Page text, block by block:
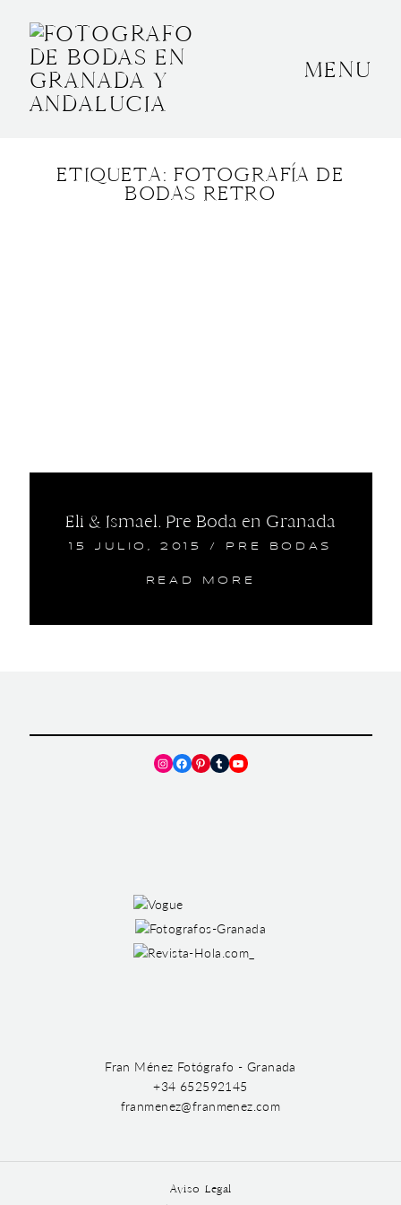
MENU
ETIQUETA: FOTOGRAFÍA DE
BODAS RETRO
Eli & Ismael. Pre Boda en Granada
15 JULIO, 2015 / PRE BODAS
READ MORE
BODAS
Instagram
Facebook
Pinterest
TumblrYouTube
Fran Ménez Fotógrafo - Granada
+34 652592145
franmenez@franmenez.com
Aviso Legal